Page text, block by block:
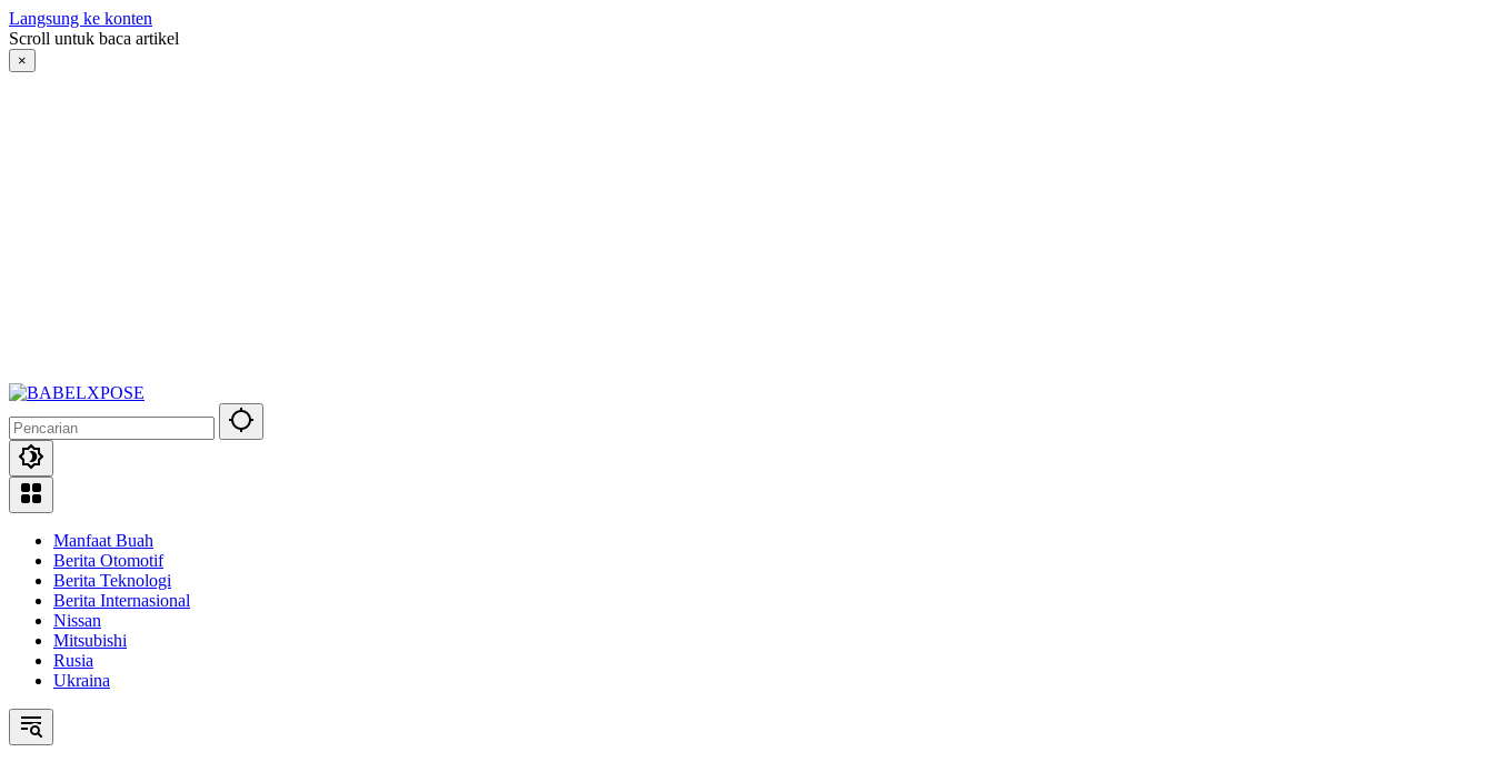
Langsung ke konten
Scroll untuk baca artikel
×
Manfaat Buah
Berita Otomotif
Berita Teknologi
Berita Internasional
Nissan
Mitsubishi
Rusia
Ukraina